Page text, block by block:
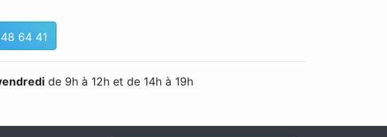
64 41
de 9h à 12h et de 14h à 19h